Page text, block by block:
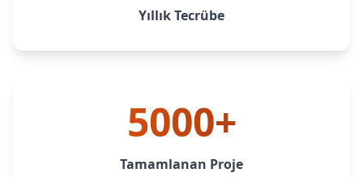
Yıllık Tecrübe
5000+
Tamamlanan Proje